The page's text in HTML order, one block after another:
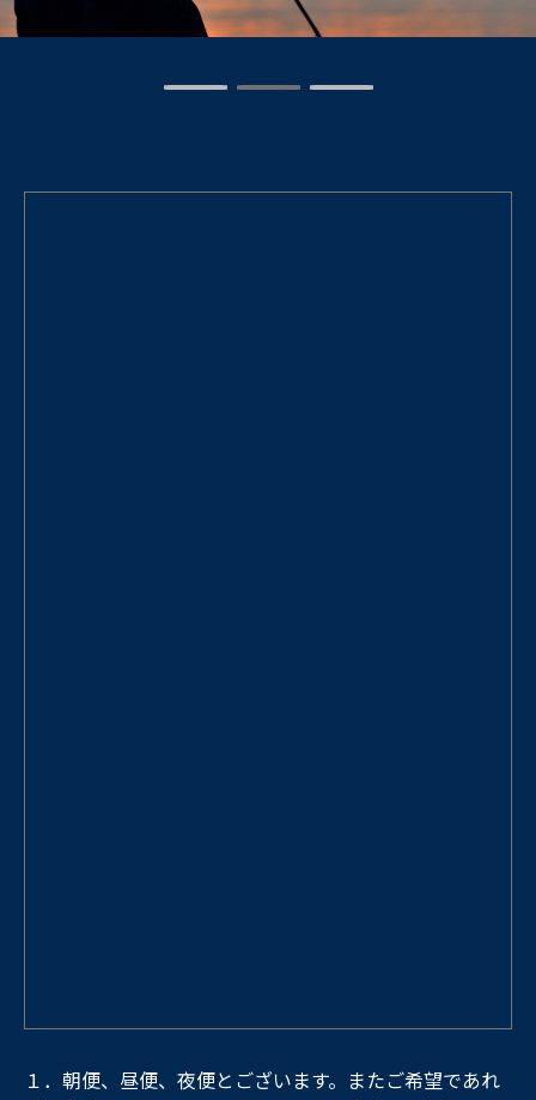
１．朝便、昼便、夜便とございます。またご希望であれ